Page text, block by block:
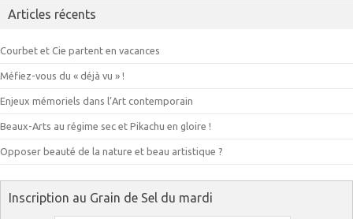
Articles récents
Courbet et Cie partent en vacances
Méfiez-vous du « déjà vu » !
Enjeux mémoriels dans l’Art contemporain
Beaux-Arts au régime sec et Pikachu en gloire !
Opposer beauté de la nature et beau artistique ?
Inscription au Grain de Sel du mardi